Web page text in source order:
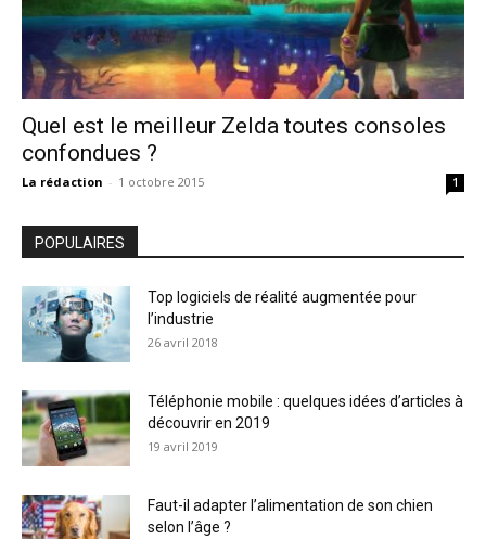
Quel est le meilleur Zelda toutes consoles
confondues ?
La rédaction - 1 octobre 2015 1
POPULAIRES
Top logiciels de réalité augmentée pour
l’industrie
26 avril 2018
Téléphonie mobile : quelques idées d’articles à
découvrir en 2019
19 avril 2019
Faut-il adapter l’alimentation de son chien
selon l’âge ?